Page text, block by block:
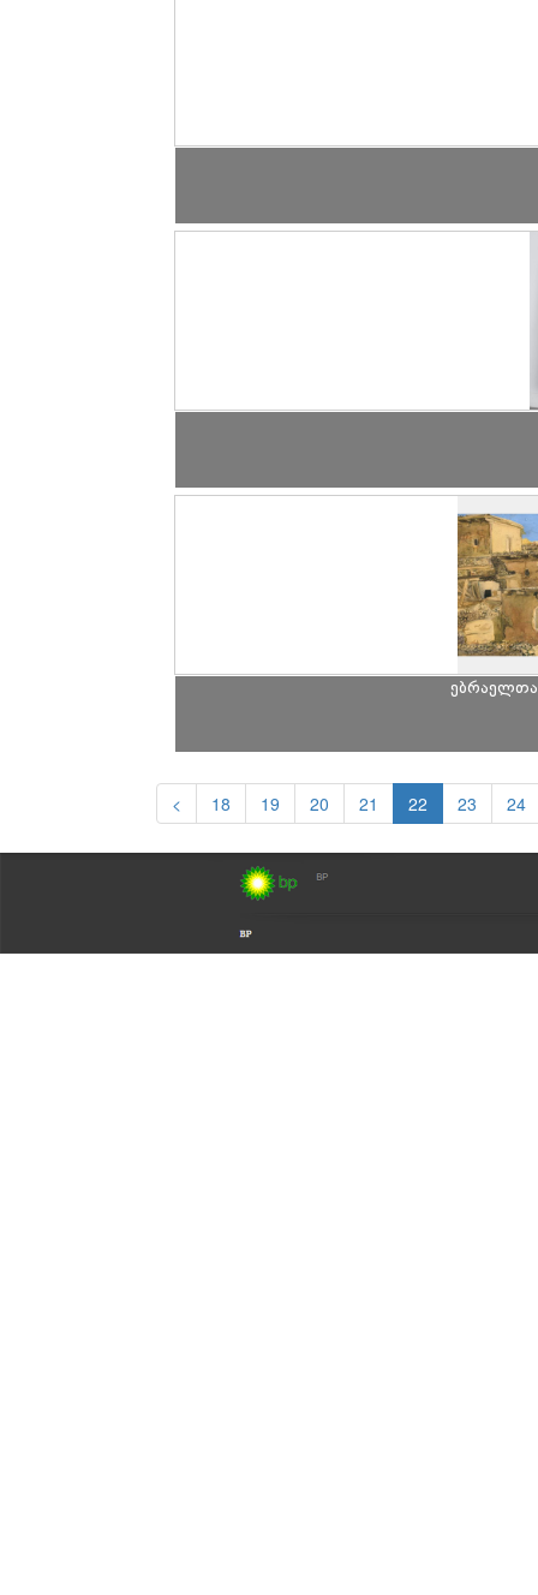
ებრაელთა
< 18 19 20 21 22 23 24